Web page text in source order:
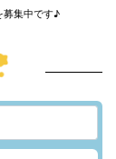
募集中です♪